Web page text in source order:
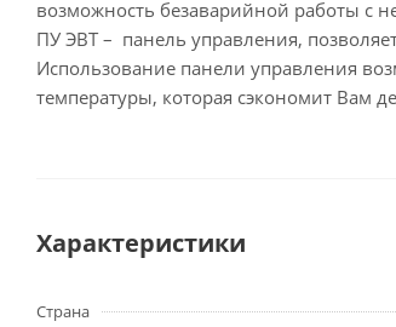
возможность безаварийной работы с
ПУ ЭВТ – панель управления,
Использование панели управления
температуры, которая сэкономит Вам
Характеристики
Страна